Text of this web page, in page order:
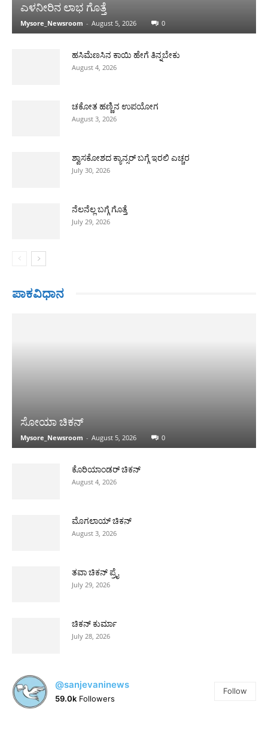
ಎಳನೀರಿನ ಲಾಭ ಗೊತ್ತೆ
Mysore_Newsroom - August 5, 2026 0
ಹಸಿಮೆಣಸಿನ ಕಾಯಿ ಹೇಗೆ ತಿನ್ನಬೇಕು
August 4, 2026
ಚಕೋತ ಹಣ್ಣಿನ ಉಪಯೋಗ
August 3, 2026
ಶ್ವಾಸಕೋಶದ ಕ್ಯಾನ್ಸರ್ ಬಗ್ಗೆ ಇರಲಿ ಎಚ್ಚರ
July 30, 2026
ನೆಲನೆಲ್ಲ ಬಗ್ಗೆ ಗೊತ್ತೆ
July 29, 2026
ಪಾಕವಿಧಾನ
ಸೋಯಾ ಚಿಕನ್
Mysore_Newsroom - August 5, 2026 0
ಕೊರಿಯಾಂಡರ್ ಚಿಕನ್
August 4, 2026
ಮೊಗಲಾಯ್ ಚಿಕನ್
August 3, 2026
ತವಾ ಚಿಕನ್ ಪ್ರೈ
July 29, 2026
ಚಿಕನ್ ಕುರ್ಮಾ
July 28, 2026
@sanjevaninews
59.0k Followers
Follow